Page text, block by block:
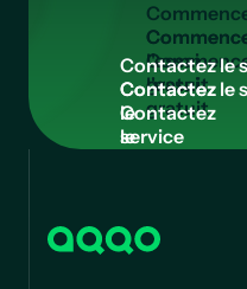
Commenc
l'essai
gratuit
Contactezles
Contactez
le
service